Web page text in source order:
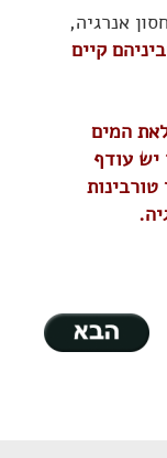
אנרגיה,
קיים
המים
יש עודף